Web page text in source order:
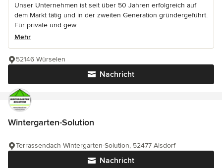
Unser Unternehmen ist seit über 50 Jahren erfolgreich auf
dem Markt tätig und in der zweiten Generation gründergeführt.
Für private und gew...
Mehr
Nachricht
52146 Würselen
Wintergarten-Solution
Nachricht
Terrassendach Wintergarten-Solution, 52477 Alsdorf